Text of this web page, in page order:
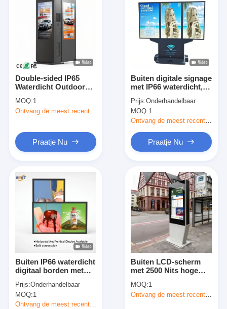
Double-sided IP65
Waterdicht Outdoor
met 2500 cd
Helderheid
MOQ:1
Ontvang de meest recente Prijs
Praatje Nu
Buiten digitale signage
met IP66 waterdicht,
en multi-OS
compatibiliteit voor
Android Windows
Prijs:Onderhandelbaar
MOQ:1
Praatje Nu
Buiten IP66 waterdicht
digitaal borden met
luchtvaartkwaliteit
aluminiumlegering
Prijs:Onderhandelbaar
MOQ:1
Ontvang de meest recente Prijs
Buiten LCD-scherm
met 2500 Nits hoge
waterdicht en 10-punts
capacitieve aanraking
MOQ:1